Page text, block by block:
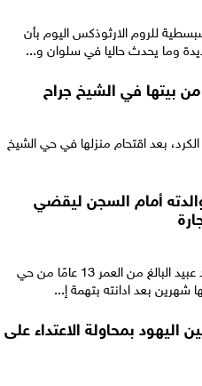
للروم الارثوذكس اليوم بأن
وما يحدث حاليا في سلوان و...
بيتها في الشيخ جراح
بعد اقتحام منزلها في حي الشيخ
أمام السجن ليقضي
دخل اليوم الثلاثاء الطفل المقدسي عبدالله امجد عبيد البالغ من العمر 13 عامًا من حي
بعد ادانته بتهمة إ...
المتدينين اليهود بمحاولة الاعتداء على